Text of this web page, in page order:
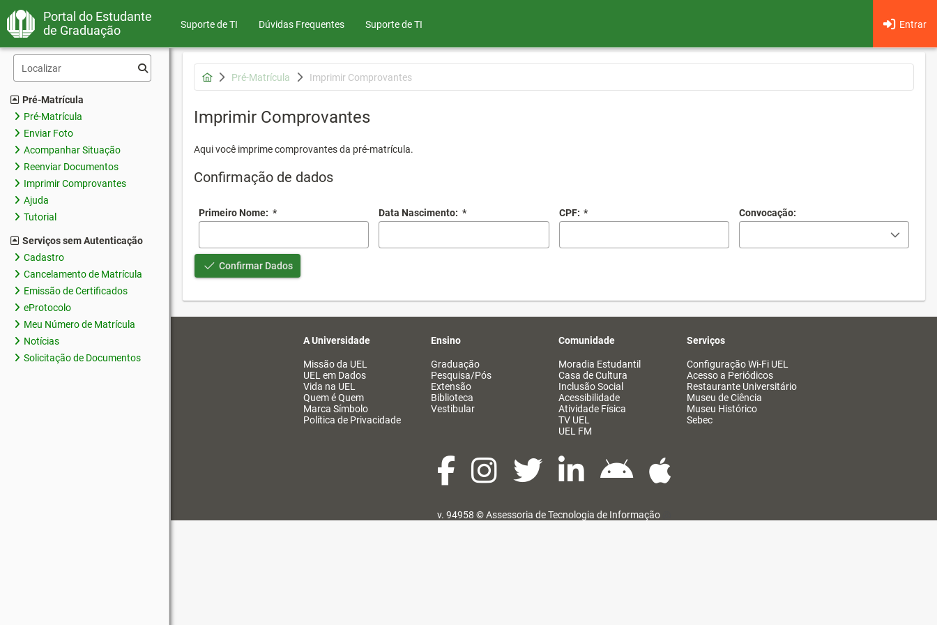
Portal do Estudante
de Graduação
Suporte de TI Dúvidas Frequentes Entrar
Suporte de TI
Pré-Matrícula
Pré-Matrícula
Enviar Foto
Acompanhar Situação
Reenviar Documentos
Imprimir Comprovantes
Ajuda
Tutorial
Serviços sem Autenticação
Cadastro
Cancelamento de Matrícula
Emissão de Certificados
eProtocolo
Meu Número de Matrícula
Notícias
Solicitação de Documentos
Pré-Matrícula Imprimir Comprovantes
Imprimir Comprovantes
Aqui você imprime comprovantes da pré-matrícula.
Confirmação de dados
Primeiro Nome: * Data Nascimento: * CPF: * Convocação:
Confirmar Dados
A Universidade
Missão da UEL
UEL em Dados
Vida na UEL
Quem é Quem
Marca Símbolo
Política de Privacidade
Ensino
Graduação
Pesquisa/Pós
Extensão
Biblioteca
Vestibular
Comunidade
Moradia Estudantil
Casa de Cultura
Inclusão Social
Acessibilidade
Atividade Física
TV UEL
UEL FM
Serviços
Configuração Wi-Fi UEL
Acesso a Periódicos
Restaurante Universitário
Museu de Ciência
Museu Histórico
Sebec
v. 94958 ©Assessoria de Tecnologia de Informação